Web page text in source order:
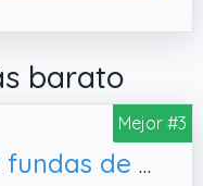
barato
Mejor #3
ZSYTZL Juego de 2 fundas de almohada bohemias de 20 x 20 pulgadas, funda de cojín